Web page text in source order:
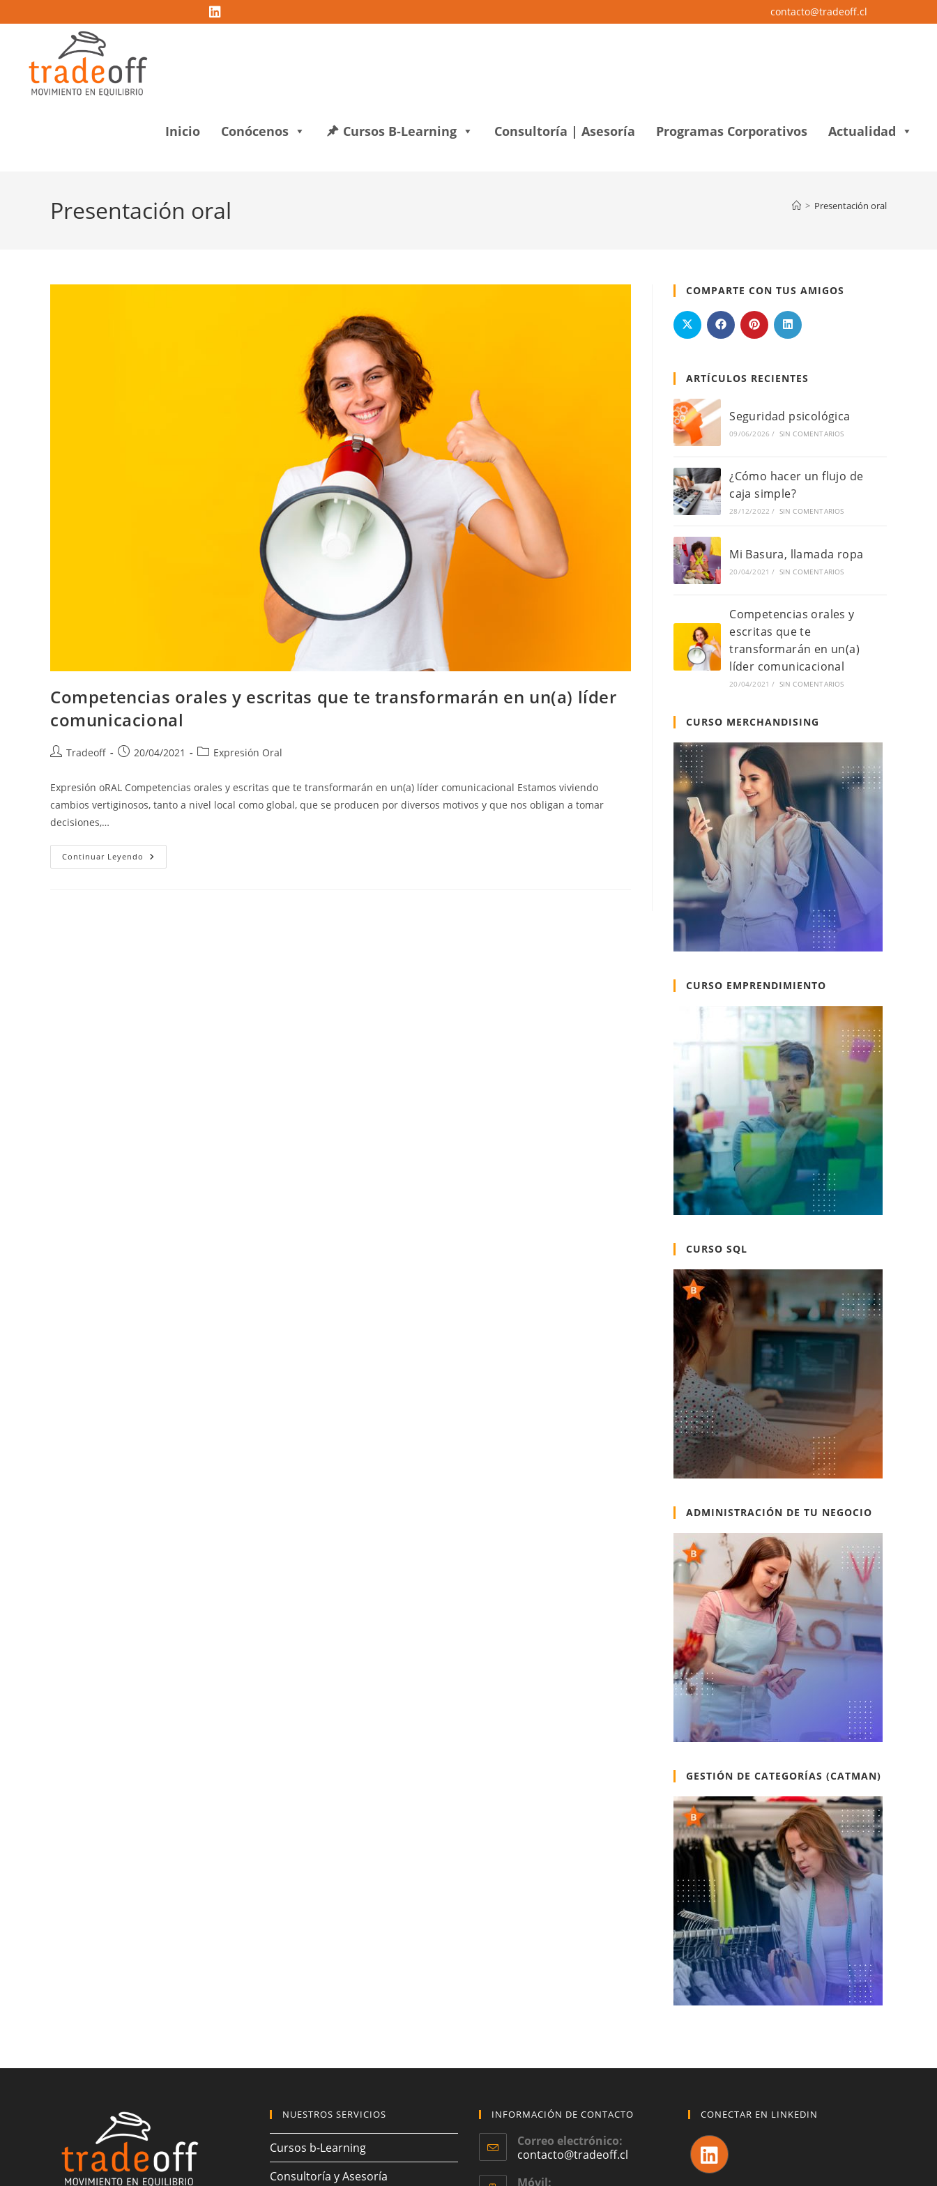
contacto@tradeoff.cl
Inicio Conócenos Cursos B-Learning Consultoría | Asesoría Programas Corporativos Actualidad
Presentación oral > Presentación oral
Competencias orales y escritas que te transformarán en un(a) líder
comunicacional
Tradeoff 20/04/2021 Expresión Oral
Expresión oRAL Competencias orales y escritas que te transformarán en un(a) líder comunicacional Estamos viviendo
cambios vertiginosos, tanto a nivel local como global, que se producen por diversos motivos y que nos obligan a tomar
decisiones,…
Continuar Leyendo
COMPARTE CON TUS AMIGOS
ARTÍCULOS RECIENTES
Seguridad psicológica
09/06/2026 / SIN COMENTARIOS
¿Cómo hacer un flujo de
caja simple?
28/12/2022 / SIN COMENTARIOS
Mi Basura, llamada ropa
20/04/2021 / SIN COMENTARIOS
Competencias orales y
escritas que te
transformarán en un(a)
líder comunicacional
20/04/2021 / SIN COMENTARIOS
CURSO MERCHANDISING
CURSO EMPRENDIMIENTO
CURSO SQL
ADMINISTRACIÓN DE TU NEGOCIO
GESTIÓN DE CATEGORÍAS (CATMAN)
NUESTROS SERVICIOS
Cursos b-Learning
Consultoría y Asesoría
INFORMACIÓN DE CONTACTO
Correo electrónico:
contacto@tradeoff.cl
Móvil:
CONECTAR EN LINKEDIN